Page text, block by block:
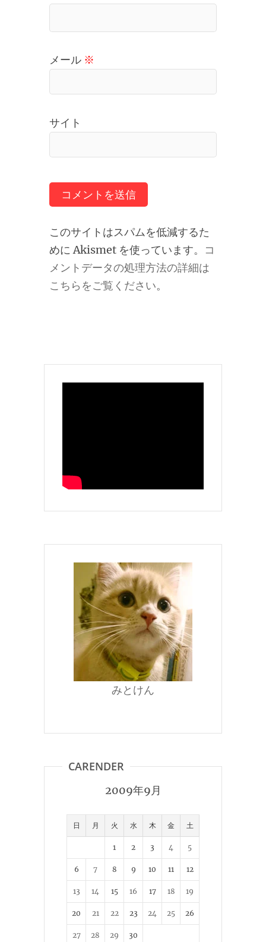
メール ※
サイト
このサイトはスパムを低減するた
めに Akismet を使っています。 コ
メントデータの処理方法の詳細は
こちらをご覧ください。
みとけん
CARENDER
2009年9月
日 月 火 水 木 金 土
1 2 3 4 5
6 7 8 9 10 11 12
13 14 15 16 17 18 19
20 21 22 23 24 25 26
27 28 29
30